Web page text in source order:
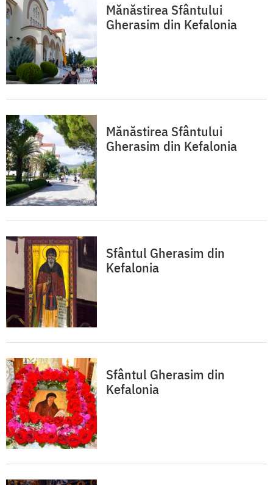
Mănăstirea Sfântului
Gherasim din Kefalonia
Mănăstirea Sfântului
Gherasim din Kefalonia
Sfântul Gherasim din
Kefalonia
Sfântul Gherasim din
Kefalonia